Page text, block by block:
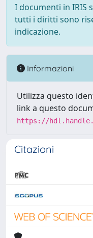
I documenti in IRIS
tutti i diritti sono
indicazione.
Informazioni
Utilizza questo
link a questo
https://
Citazioni